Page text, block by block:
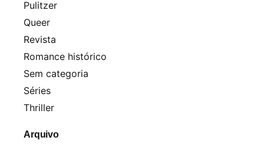
Pulitzer
Queer
Revista
Romance histórico
Sem categoria
Séries
Thriller
Arquivo